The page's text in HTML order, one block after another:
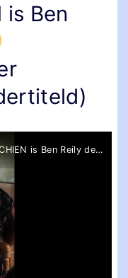
is Ben
iWe weten het niet zeker, maar MISSCHIEN is Ben Reily de Spin…